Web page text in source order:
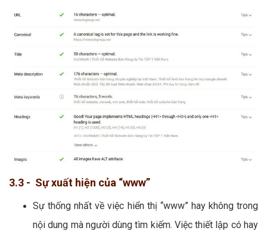
3.3 - Sự xuất hiện của “www”
Sự thống nhất về việc hiển thị “www” hay không trong
nội dung mà người dùng tìm kiếm. Việc thiết lập có hay